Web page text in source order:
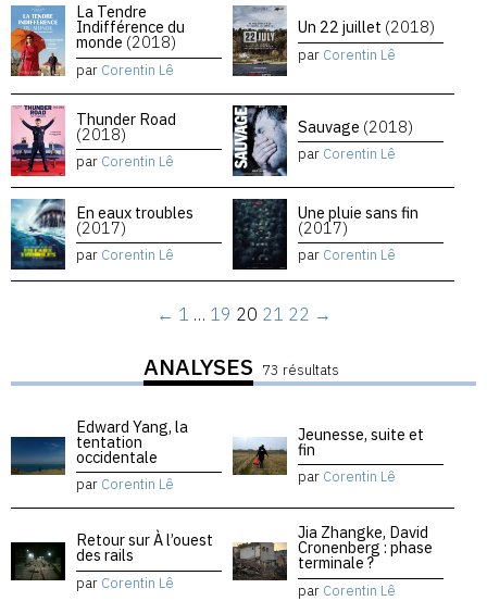
La Tendre
Indifférence du
monde (2018)
par Corentin Lê
Un 22 juillet (2018)
par Corentin Lê
Thunder Road
(2018)
par Corentin Lê
Sauvage (2018)
par Corentin Lê
En eaux troubles
(2017)
par Corentin Lê
Une pluie sans fin
(2017)
par Corentin Lê
← 1 … 19 20 21 22 →
ANALYSES 73 résultats
Edward Yang, la
tentation
occidentale
par Corentin Lê
Jeunesse, suite et
fin
par Corentin Lê
Retour sur À l’ouest
des rails
par Corentin Lê
Jia Zhangke, David
Cronenberg : phase
terminale ?
par Corentin Lê